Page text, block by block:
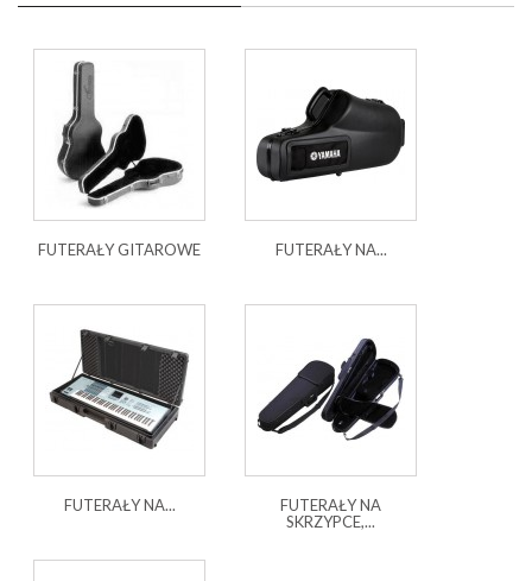
FUTERAŁY GITAROWE FUTERAŁY NA...
FUTERAŁY NA...
FUTERAŁY NA
SKRZYPCE,...